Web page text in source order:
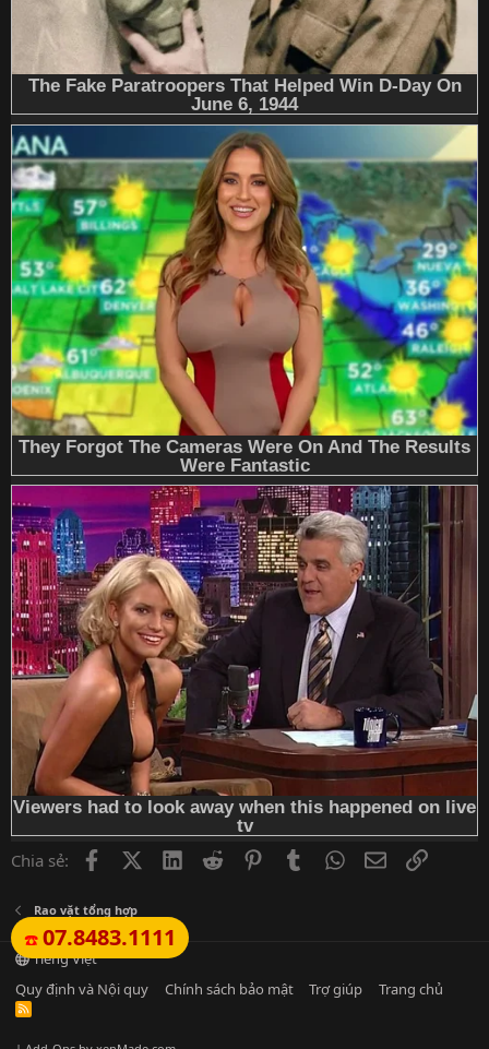
Chia sẻ: FacebookX (Twitter)
LinkedInReddit PinterestTumblrWhatsApp
EmailLink
☎️ 07.8483.1111
Rao vặt tổng hợp
Tiếng Việt
Quy định và Nội quy
Chính sách bảo mật Trợ giúp Trang chủ
R